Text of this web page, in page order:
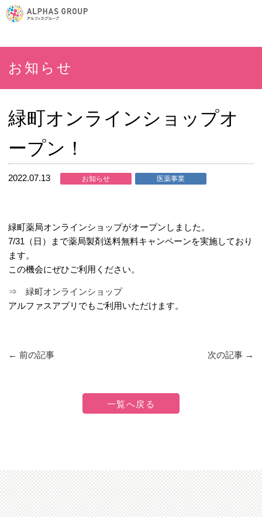
お知らせ
緑町オンラインショップオ
ープン！
2022.07.13 お知らせ 医薬事業
緑町薬局オンラインショップがオープンしました。
7/31（日）まで薬局製剤送料無料キャンペーンを実施しており
ます。
この機会にぜひご利用ください。
⇒ 緑町オンラインショップ
アルファスアプリでもご利用いただけます。
← 前の記事 次の記事 →
一覧へ戻る